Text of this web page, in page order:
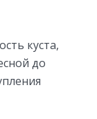
куста,
до